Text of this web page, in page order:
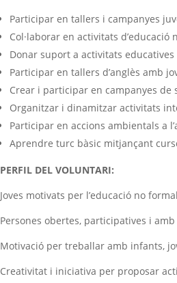
Participar en tallers i campanyes
Col·laborar en activitats
Donar suport a activitats
Participar en tallers d’anglès amb
Crear i participar en campanyes de
Organitzar i dinamitzar activitats
Participar en accions ambientals a
Aprendre turc bàsic mitjançant
PERFIL DEL VOLUNTARI:
Joves motivats per l’educació no
Persones obertes, participatives i
Motivació per treballar amb infants,
Creativitat i iniciativa per proposar